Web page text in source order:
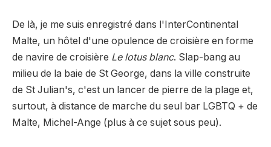
De là, je me suis enregistré dans l'InterContinental
Malte, un hôtel d'une opulence de croisière en forme
de navire de croisière Le lotus blanc. Slap-bang au
milieu de la baie de St George, dans la ville construite
de St Julian's, c'est un lancer de pierre de la plage et,
surtout, à distance de marche du seul bar LGBTQ + de
Malte, Michel-Ange (plus à ce sujet sous peu).